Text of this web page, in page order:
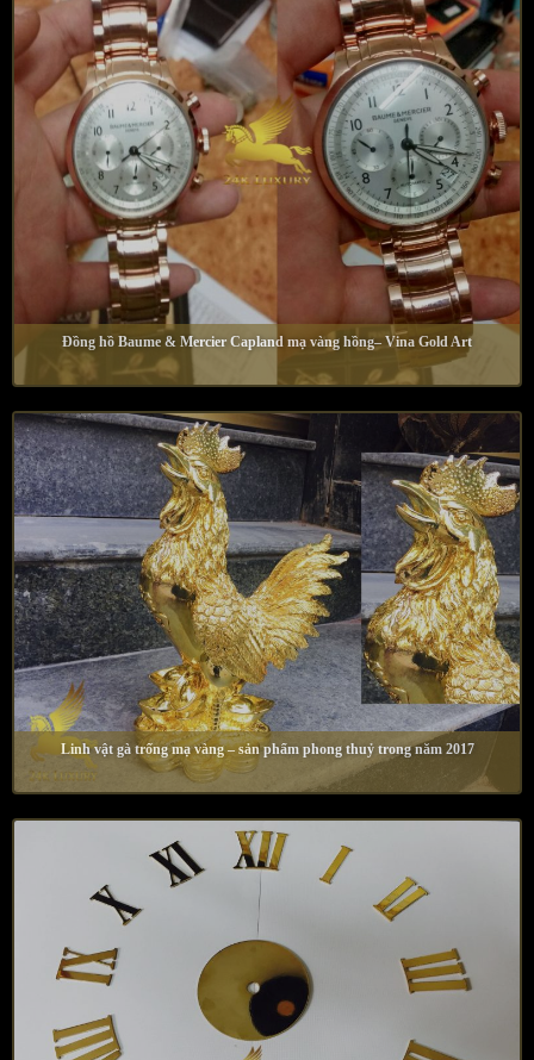
Đồng hồ Baume & Mercier Capland mạ vàng hồng– Vina Gold Art
Linh vật gà trống mạ vàng – sản phẩm phong thuỷ trong năm 2017